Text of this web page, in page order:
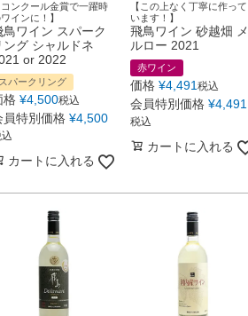
ンクール金賞で一躍時
インに！】
鳥ワイン スパーク
ング シャルドネ
or 2022
パークリング
格 ¥4,500税込
員特別価格 ¥4,500
カートに入れる
【この上なく丁寧に作って
います！】
飛鳥ワイン 砂越畑 メ
ルロー 2021
赤ワイン
価格 ¥4,491税込
会員特別価格 ¥4,491
税込
カートに入れる